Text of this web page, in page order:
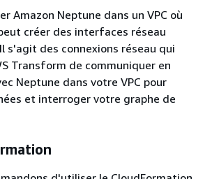
Amazon Neptune dans un VPC où
créer des interfaces réseau
s'agit des connexions réseau qui
Transform de communiquer en
Neptune dans votre VPC pour
et interroger votre graphe de